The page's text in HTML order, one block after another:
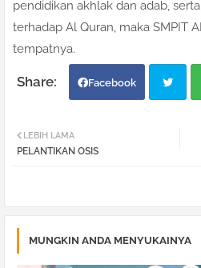
pendidikan akhlak dan adab,
terhadap Al Quran, maka SMPIT
tempatnya.
Facebook
LEBIH LAMA
PELANTIKAN OSIS
MUNGKIN ANDA MENYUKAINYA